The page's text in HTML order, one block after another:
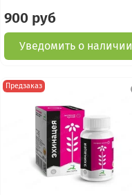
900 руб
Уведомить о наличии
Предзаказ